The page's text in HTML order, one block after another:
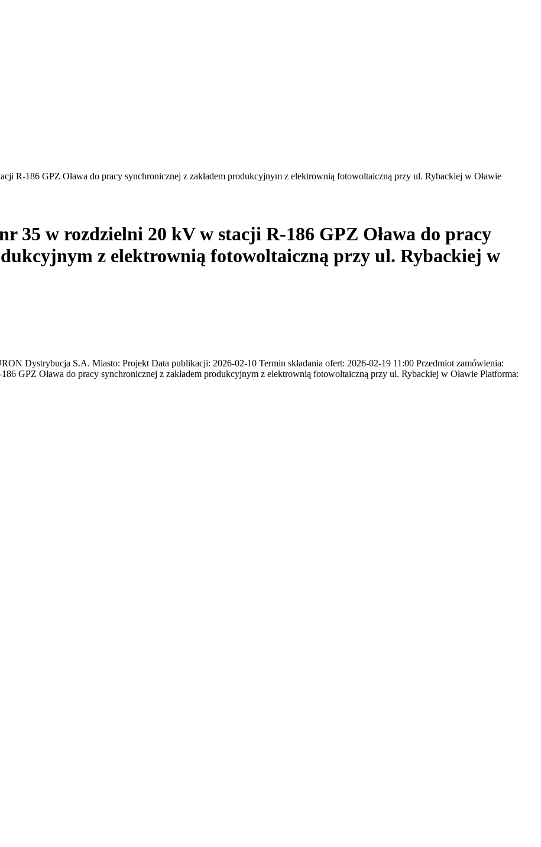
R-186 GPZ Oława do pracy synchronicznej z zakładem produkcyjnym z elektrownią fotowoltaiczną przy ul. Rybackiej w Oławie
35 w rozdzielni 20 kV w stacji R-186 GPZ Oława do pracy
z elektrownią fotowoltaiczną przy ul. Rybackiej w
Dystrybucja S.A. Miasto: Projekt Data publikacji: 2026-02-10 Termin składania ofert: 2026-02-19 11:00 Przedmiot zamówienia:
GPZ Oława do pracy synchronicznej z zakładem produkcyjnym z elektrownią fotowoltaiczną przy ul. Rybackiej w Oławie Platforma: